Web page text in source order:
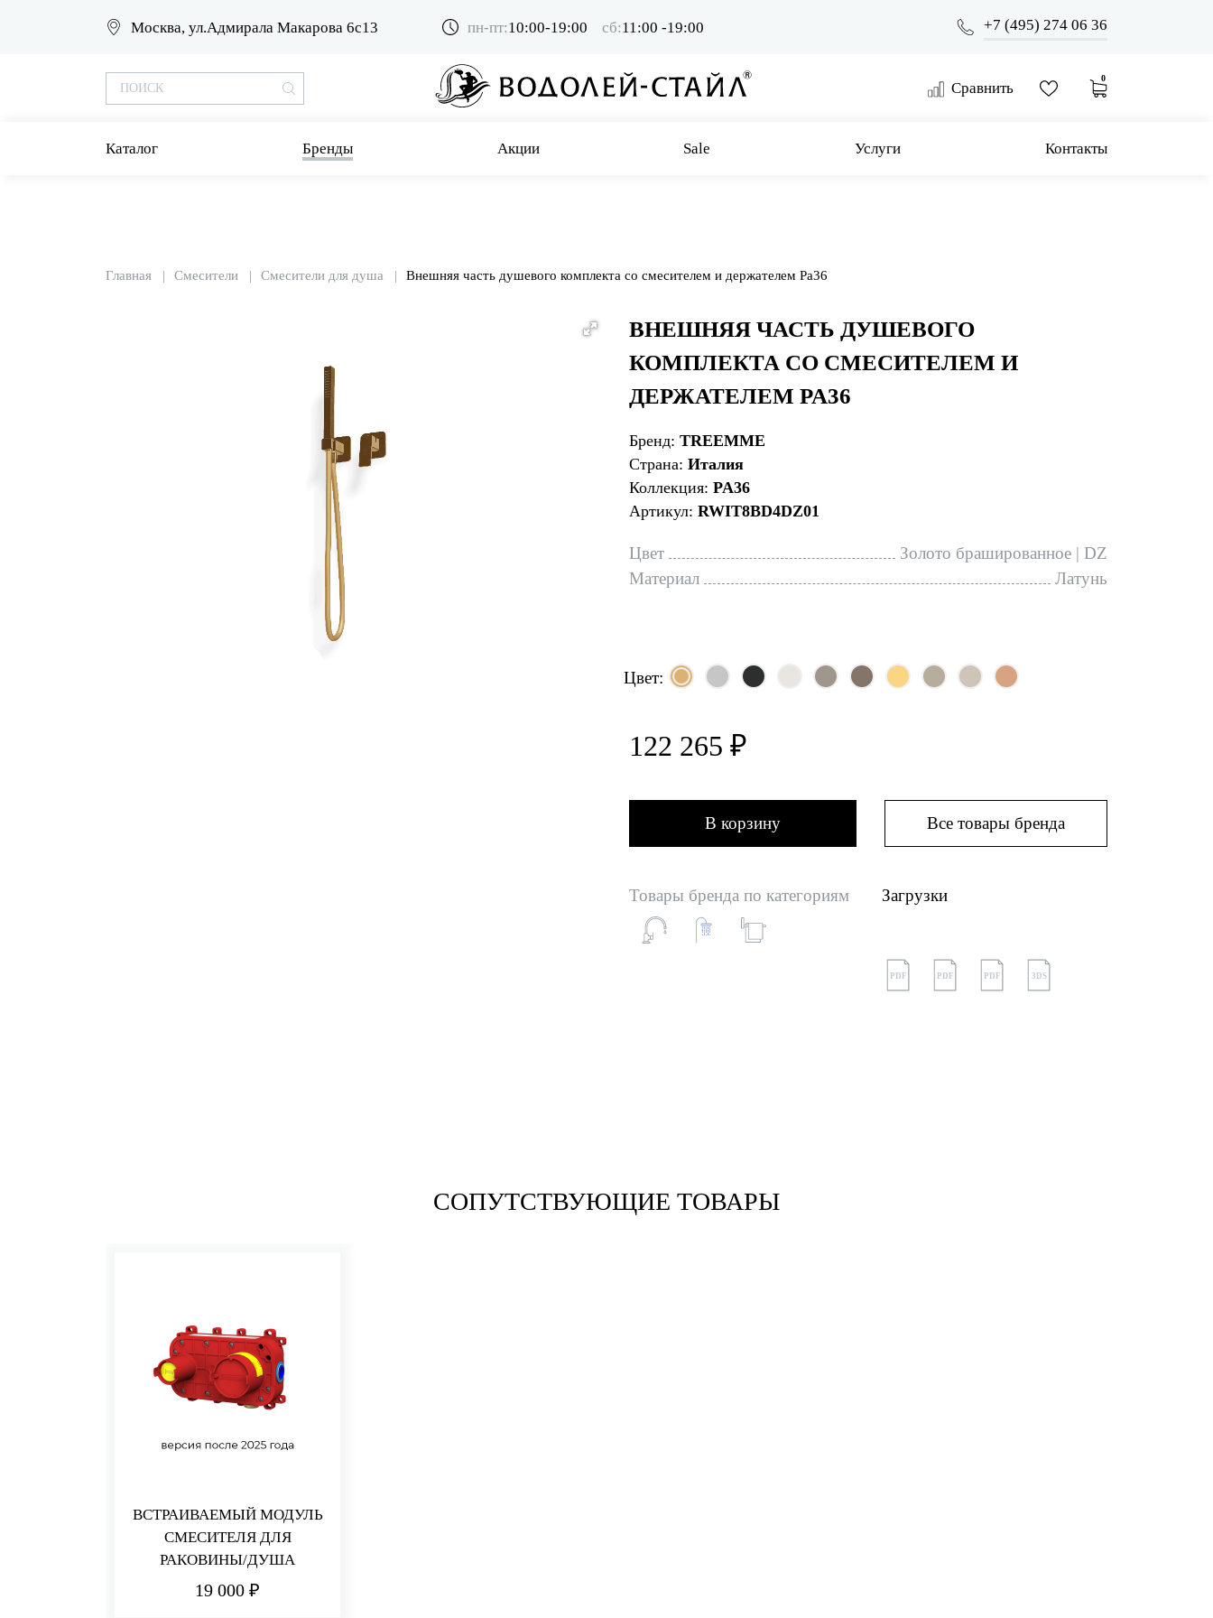
Москва, ул.Адмирала Макарова 6с13 пн-пт:10:00-19:00 сб:11:00 -19:00 +7 (495) 274 06 36
Сравнить
0
Каталог Бренды Акции Sale Услуги Контакты
Главная Смесители Смесители для душа Внешняя часть душевого комплекта со смесителем и держателем Pa36
ВНЕШНЯЯ ЧАСТЬ ДУШЕВОГО
КОМПЛЕКТА СО СМЕСИТЕЛЕМ И
ДЕРЖАТЕЛЕМ PA36
Бренд: TREEMME
Страна: Италия
Коллекция: PA36
Артикул: RWIT8BD4DZ01
Цвет
Золото брашированное | DZ
Материал
Латунь
Цвет:
122 265 ₽
В корзину Все товары бренда
Товары бренда по категориям Загрузки
PDF PDF PDF 3DS
СОПУТСТВУЮЩИЕ ТОВАРЫ
ВСТРАИВАЕМЫЙ МОДУЛЬ
СМЕСИТЕЛЯ ДЛЯ
РАКОВИНЫ/ДУША
19 000 ₽